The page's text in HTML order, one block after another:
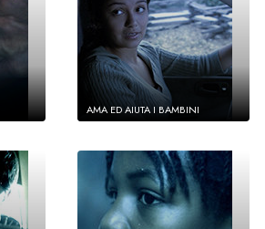
AMA ED AIUTA I BAMBINI